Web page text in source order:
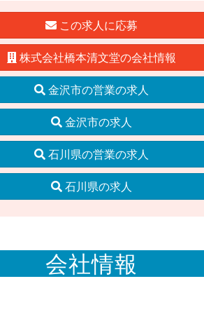
この求人に応募
株式会社橋本清文堂の会社情報
金沢市の営業の求人
金沢市の求人
石川県の営業の求人
石川県の求人
会社情報